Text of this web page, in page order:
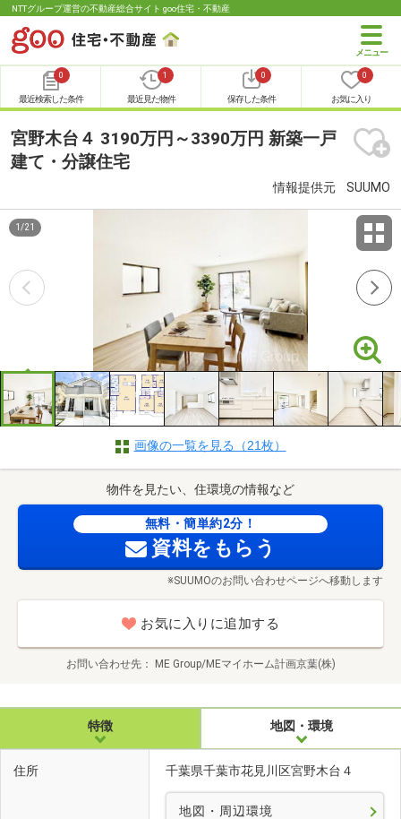
NTTグループ運営の不動産総合サイト goo住宅・不動産
0
最近検索した条件
1
最近見た物件
0
保存した条件
0
お気に入り
宮野木台４ 3190万円～3390万円 新築一戸
建て・分譲住宅
情報提供元 SUUMO
1 /21
画像の一覧を見る（21枚）
物件を見たい、住環境の情報など
無料・簡単約2分！
資料をもらう
※SUUMOのお問い合わせページへ移動します
お気に入りに追加する
お問い合わせ先 ME Group/MEマイホーム計画京葉(株)
特徴 地図・環境
住所 千葉県千葉市花見川区宮野木台４
地図・周辺環境